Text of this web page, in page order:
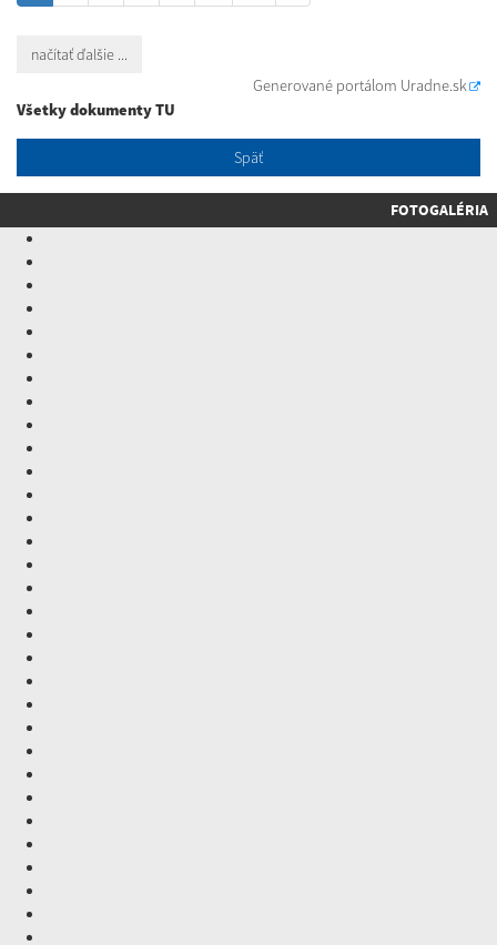
načítať ďalšie ...
Generované portálom Uradne.sk
Všetky dokumenty TU
Späť
FOTOGALÉRIA